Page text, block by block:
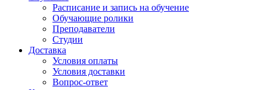
Расписание и запись на обучение
Обучающие ролики
Преподаватели
Студии
Доставка
Условия оплаты
Условия доставки
Вопрос-ответ